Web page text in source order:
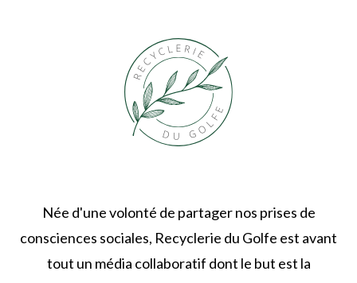
Née d'une volonté de partager nos prises de
consciences sociales, Recyclerie du Golfe est avant
tout un média collaboratif dont le but est la